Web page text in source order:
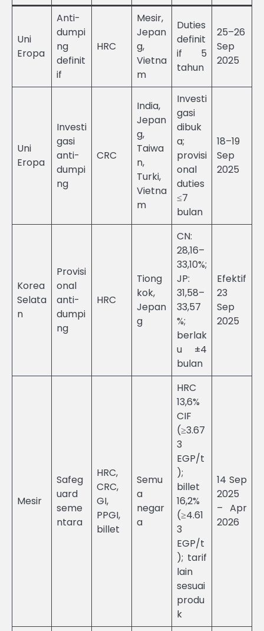
Uni
Eropa
Anti-
dumpi
ng
definit
if
HRC
Mesir,
Jepan
g,
Vietna
m
Duties
definit
if 5
tahun
25–26
Sep
2025
Uni
Eropa
Investi
gasi
anti-
dumpi
ng
CRC
India,
Jepan
g,
Taiwa
n,
Turki,
Vietna
m
Investi
gasi
dibuk
a;
provisi
onal
duties
≤7
bulan
18–19
Sep
2025
Korea
Selata
n
Provisi
onal
anti-
dumpi
ng
HRC
Tiong
kok,
Jepan
g
CN:
28,16–
33,10%;
JP:
31,58–
33,57
%;
berlak
u ±4
bulan
Efektif
23
Sep
2025
Mesir
Safeg
uard
seme
ntara
HRC,
CRC,
GI,
PPGI,
billet
Semu
a
negar
a
HRC
13,6%
CIF
(≥3.67
3
EGP/t
);
billet
16,2%
(≥4.61
3
EGP/t
); tarif
lain
sesuai
produ
k
14 Sep
2025
– Apr
2026